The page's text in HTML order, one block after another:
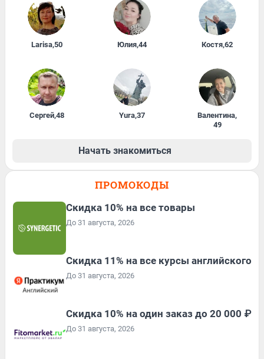
Larisa,50 Юлия,44 Костя,62
Сергей,48 Yura,37 Валентина,
49
Начать знакомиться
ПРОМОКОДЫ
Скидка 10% на все товары
До 31 августа, 2026
Скидка 11% на все курсы английского
До 31 августа, 2026
Скидка 10% на один заказ до 20 000 ₽
До 31 августа, 2026